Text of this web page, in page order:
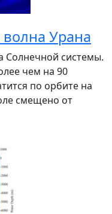
Урана
Солнечной системы.
чем на 90
по орбите на
смещено от